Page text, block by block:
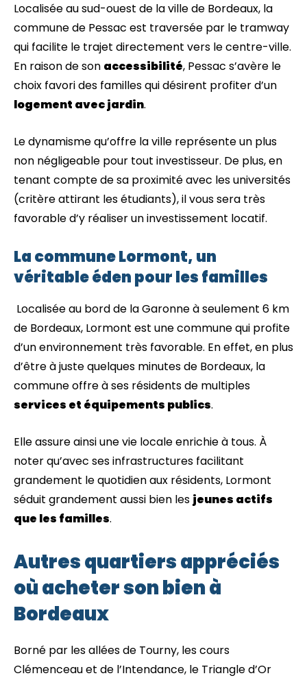
Localisée au sud-ouest de la ville de Bordeaux, la
commune de Pessac est traversée par le tramway
qui facilite le trajet directement vers le centre-ville.
En raison de son accessibilité, Pessac s’avère le
choix favori des familles qui désirent profiter d’un
logement avec jardin.
Le dynamisme qu’offre la ville représente un plus
non négligeable pour tout investisseur. De plus, en
tenant compte de sa proximité avec les universités
(critère attirant les étudiants), il vous sera très
favorable d’y réaliser un investissement locatif.
La commune Lormont, un
véritable éden pour les familles
Localisée au bord de la Garonne à seulement 6 km
de Bordeaux, Lormont est une commune qui profite
d’un environnement très favorable. En effet, en plus
d’être à juste quelques minutes de Bordeaux, la
commune offre à ses résidents de multiples
services et équipements publics.
Elle assure ainsi une vie locale enrichie à tous. À
noter qu’avec ses infrastructures facilitant
grandement le quotidien aux résidents, Lormont
séduit grandement aussi bien les jeunes actifs
que les familles.
Autres quartiers appréciés
où acheter son bien à
Bordeaux
Borné par les allées de Tourny, les cours
Clémenceau et de l’Intendance, le Triangle d’Or